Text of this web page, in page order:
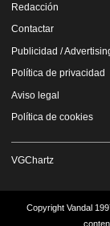
Redacción
Contactar
Publicidad /
Política de privacidad
Aviso legal
Política de cookies
VGChartz
Copyright Vandal